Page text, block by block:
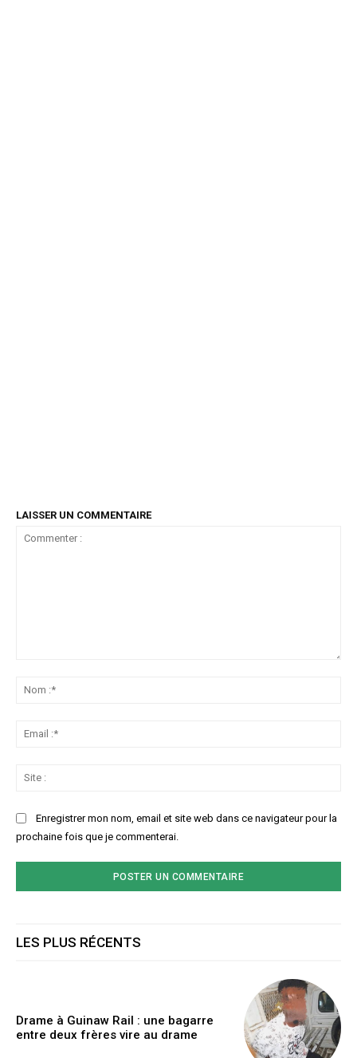
LAISSER UN COMMENTAIRE
Enregistrer mon nom, email et site web dans ce navigateur pour la
prochaine fois que je commenterai.
LES PLUS RÉCENTS
Drame à Guinaw Rail : une bagarre
entre deux frères vire au drame